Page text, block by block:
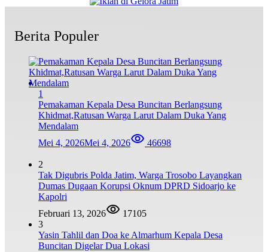
Berita Populer
1
Pemakaman Kepala Desa Buncitan Berlangsung
Khidmat,Ratusan Warga Larut Dalam Duka Yang
Mendalam
Mei 4, 2026Mei 4, 2026 46698
2
Tak Digubris Polda Jatim, Warga Trosobo Layangkan
Dumas Dugaan Korupsi Oknum DPRD Sidoarjo ke
Kapolri
Februari 13, 2026
17105
3
Yasin Tahlil dan Doa ke Almarhum Kepala Desa
Buncitan Digelar Dua Lokasi